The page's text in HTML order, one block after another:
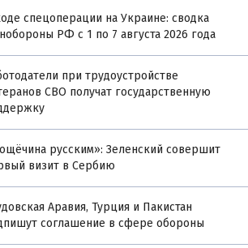
спецоперации на Украине: сводка
РФ с 1 по 7 августа 2026 года
при трудоустройстве
СВО получат государственную
русским»: Зеленский совершит
визит в Сербию
Аравия, Турция и Пакистан
соглашение в сфере обороны